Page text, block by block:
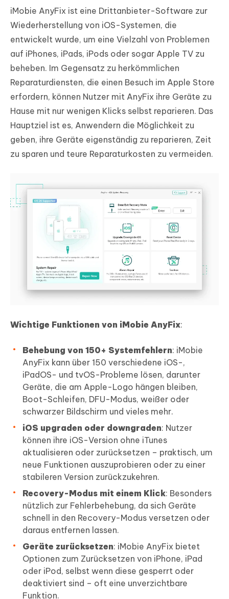
iMobie AnyFix ist eine Drittanbieter-Software zur
Wiederherstellung von iOS-Systemen, die
entwickelt wurde, um eine Vielzahl von Problemen
auf iPhones, iPads, iPods oder sogar Apple TV zu
beheben. Im Gegensatz zu herkömmlichen
Reparaturdiensten, die einen Besuch im Apple Store
erfordern, können Nutzer mit AnyFix ihre Geräte zu
Hause mit nur wenigen Klicks selbst reparieren. Das
Hauptziel ist es, Anwendern die Möglichkeit zu
geben, ihre Geräte eigenständig zu reparieren, Zeit
zu sparen und teure Reparaturkosten zu vermeiden.
Wichtige Funktionen von iMobie AnyFix:
Behebung von 150+ Systemfehlern: iMobie
AnyFix kann über 150 verschiedene iOS-,
iPadOS- und tvOS-Probleme lösen, darunter
Geräte, die am Apple-Logo hängen bleiben,
Boot-Schleifen, DFU-Modus, weißer oder
schwarzer Bildschirm und vieles mehr.
iOS upgraden oder downgraden: Nutzer
können ihre iOS-Version ohne iTunes
aktualisieren oder zurücksetzen – praktisch, um
neue Funktionen auszuprobieren oder zu einer
stabileren Version zurückzukehren.
Recovery-Modus mit einem Klick: Besonders
nützlich zur Fehlerbehebung, da sich Geräte
schnell in den Recovery-Modus versetzen oder
daraus entfernen lassen.
Geräte zurücksetzen: iMobie AnyFix bietet
Optionen zum Zurücksetzen von iPhone, iPad
oder iPod, selbst wenn diese gesperrt oder
deaktiviert sind – oft eine unverzichtbare
Funktion.